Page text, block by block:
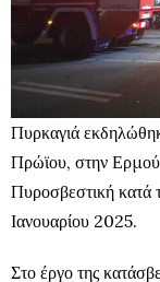
Πυρκαγιά
Πρώϊου, στην
Πυροσβεστική κατά
Ιανουαρίου 2025.
Στο έργο της